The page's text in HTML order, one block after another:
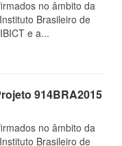
no âmbito da
Brasileiro de
e a...
914BRA2015
no âmbito da
Brasileiro de